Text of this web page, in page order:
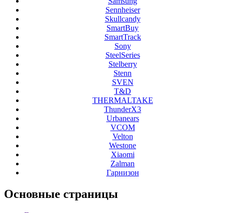
Sennheiser
Skullcandy
SmartBuy
SmartTrack
Sony
SteelSeries
Stelberry
Stenn
SVEN
T&D
THERMALTAKE
ThunderX3
Urbanears
VCOM
Velton
Westone
Xiaomi
Zalman
Гарнизон
Основные страницы